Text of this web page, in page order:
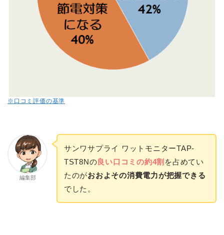
※口コミ評価の基準
編集部
サンワサプライ ワットモニターTAP-
TST8Nの良い口コミの約4割 を占めてい
たのがおおよその消費電力が把握できる
でした。